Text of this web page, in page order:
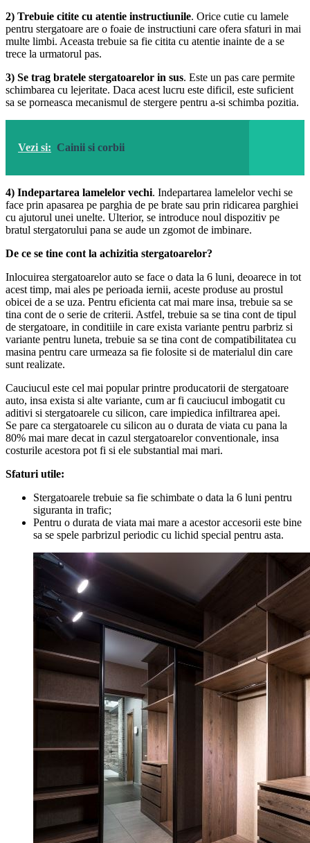
2) Trebuie citite cu atentie instructiunile. Orice cutie cu lamele
pentru stergatoare are o foaie de instructiuni care ofera sfaturi in mai
multe limbi. Aceasta trebuie sa fie citita cu atentie inainte de a se
trece la urmatorul pas.
3) Se trag bratele stergatoarelor in sus. Este un pas care permite
schimbarea cu lejeritate. Daca acest lucru este dificil, este suficient
sa se porneasca mecanismul de stergere pentru a-si schimba pozitia.
Vezi si: Cainii si corbii
4) Indepartarea lamelelor vechi. Indepartarea lamelelor vechi se
face prin apasarea pe parghia de pe brate sau prin ridicarea parghiei
cu ajutorul unei unelte. Ulterior, se introduce noul dispozitiv pe
bratul stergatorului pana se aude un zgomot de imbinare.
De ce se tine cont la achizitia stergatoarelor?
Inlocuirea stergatoarelor auto se face o data la 6 luni, deoarece in tot
acest timp, mai ales pe perioada iernii, aceste produse au prostul
obicei de a se uza. Pentru eficienta cat mai mare insa, trebuie sa se
tina cont de o serie de criterii. Astfel, trebuie sa se tina cont de tipul
de stergatoare, in conditiile in care exista variante pentru parbriz si
variante pentru luneta, trebuie sa se tina cont de compatibilitatea cu
masina pentru care urmeaza sa fie folosite si de materialul din care
sunt realizate.
Cauciucul este cel mai popular printre producatorii de stergatoare
auto, insa exista si alte variante, cum ar fi cauciucul imbogatit cu
aditivi si stergatoarele cu silicon, care impiedica infiltrarea apei.
Se pare ca stergatoarele cu silicon au o durata de viata cu pana la
80% mai mare decat in cazul stergatoarelor conventionale, insa
costurile acestora pot fi si ele substantial mai mari.
Sfaturi utile:
Stergatoarele trebuie sa fie schimbate o data la 6 luni pentru
siguranta in trafic;
Pentru o durata de viata mai mare a acestor accesorii este bine
sa se spele parbrizul periodic cu lichid special pentru asta.